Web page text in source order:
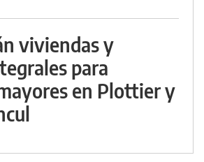
viviendas y
para
en Plottier y